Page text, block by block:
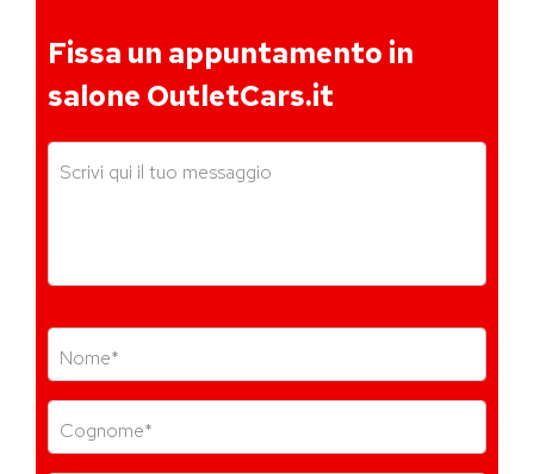
Fissa un appuntamento in
salone OutletCars.it
Scrivi qui il tuo messaggio
Nome*
Cognome*